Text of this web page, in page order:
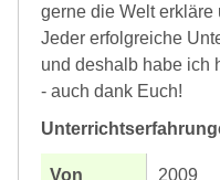
gerne die Welt
Jeder erfolgreiche
und deshalb habe ich
- auch dank Euch!
2009